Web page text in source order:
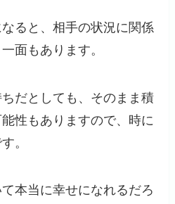
ると、相手の状況に関係
面もあります。
だとしても、そのまま積
性もありますので、時に
。
て本当に幸せになれるだろ